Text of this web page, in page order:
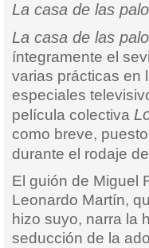
La casa de las
La casa de las
íntegramente el
varias prácticas en
especiales
película colectiva
como breve,
durante el rodaje de
El guión de Miguel
Leonardo Martín,
hizo suyo, narra la
seducción de la